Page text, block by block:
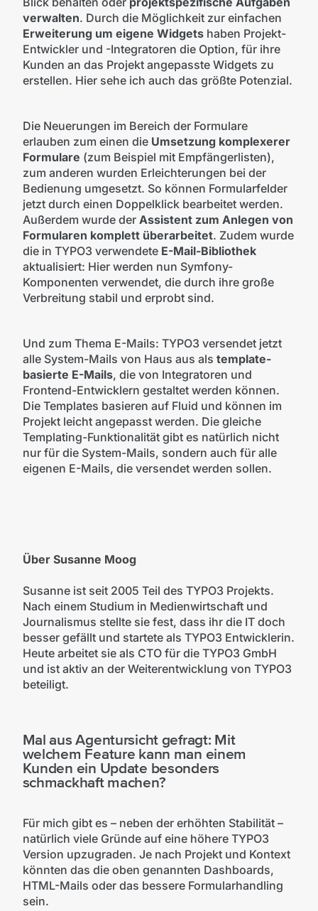
verwalten. Durch die Möglichkeit zur einfachen
Erweiterung um eigene Widgetshaben Projekt-
Entwickler und -Integratoren die Option, für ihre
Kunden an das Projekt angepasste Widgets zu
erstellen. Hier sehe ich auch das größte Potenzial.
Die Neuerungen im Bereich der Formulare
erlauben zum einen die Umsetzung komplexerer
Formulare (zum Beispiel mit Empfängerlisten),
zum anderen wurden Erleichterungen bei der
Bedienung umgesetzt. So können Formularfelder
jetzt durch einen Doppelklick bearbeitet werden.
Außerdem wurde der Assistent zum Anlegen von
Formularen komplett überarbeitet. Zudem wurde
die in TYPO3 verwendete E-Mail-Bibliothek
aktualisiert: Hier werden nun Symfony-
Komponenten verwendet, die durch ihre große
Verbreitung stabil und erprobt sind.
Und zum Thema E-Mails: TYPO3 versendet jetzt
alle System-Mails von Haus aus als template-
basierte E-Mails, die von Integratoren und
Frontend-Entwicklern gestaltet werden können.
Die Templates basieren auf Fluid und können im
Projekt leicht angepasst werden. Die gleiche
Templating-Funktionalität gibt es natürlich nicht
nur für die System-Mails, sondern auch für alle
eigenen E-Mails, die versendet werden sollen.
Über Susanne Moog
Susanne ist seit 2005 Teil des TYPO3 Projekts.
Nach einem Studium in Medienwirtschaft und
Journalismus stellte sie fest, dass ihr die IT doch
besser gefällt und startete als TYPO3 Entwicklerin.
Heute arbeitet sie als CTO für die TYPO3 GmbH
und ist aktiv an der Weiterentwicklung von TYPO3
beteiligt.
Mal aus Agentursicht gefragt: Mit
welchem Feature kann man einem
Kunden ein Update besonders
schmackhaft machen?
Für mich gibt es – neben der erhöhten Stabilität –
natürlich viele Gründe auf eine höhere TYPO3
Version upzugraden. Je nach Projekt und Kontext
könnten das die oben genannten Dashboards,
HTML-Mails oder das bessere Formularhandling
sein.